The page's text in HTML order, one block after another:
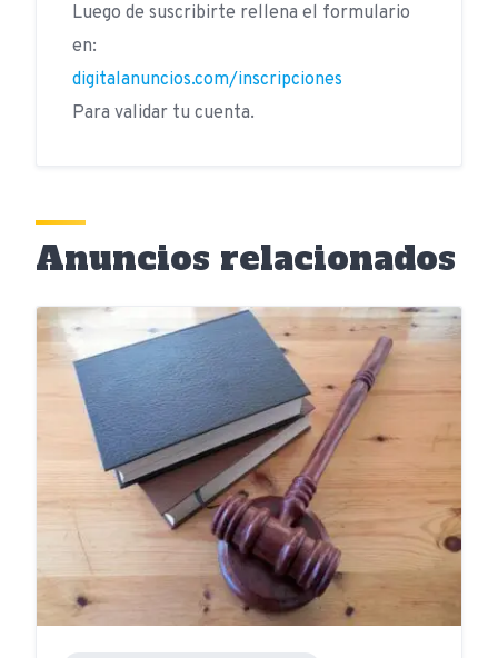
Luego de suscribirte rellena el formulario
en:
digitalanuncios.com/inscripciones
Para validar tu cuenta.
Anuncios relacionados